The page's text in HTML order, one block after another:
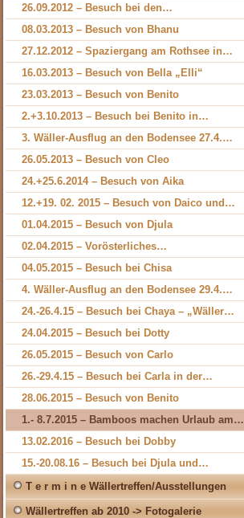
26.09.2012 – Besuch bei den…
08.03.2013 – Besuch von Bhanu
27.12.2012 – Spaziergang am Rothsee in…
16.03.2013 – Besuch von Bella „Elli“
23.03.2013 – Besuch von Benito
2.+3.10.2013 – Besuch bei Benito in…
3. Wäller-Ausflug an den Bodensee 27.4.…
26.05.2013 – Besuch von Cleo
24.+25.6.2014 – Besuch von Aika
12.+19. 02. 2015 – Besuch von Daico und…
01.04.2015 – Besuch von Djula
02.04.2015 – Vorösterliches…
04.05.2015 – Besuch bei Chisa
4. Wäller-Ausflug an den Bodensee 29.4.…
24.-26.4.15 – Besuch bei Chaya – „Wäller…
24.04.2015 – Besuch bei Dotty
26.05.2015 – Besuch von Carlo
26.-29.4.15 – Besuch bei Carla in der…
28.06.2015 – Besuch von Benito
1.- 8.7.2015 – Bamboos machen Urlaub am…
13.02.2016 – Besuch bei Dobby
15.-20.08.16 – Besuch bei Djula und…
T e r m i n e Wällertreffen/Ausstellungen
Wällertreffen ab 2010 -> Fotogalerie